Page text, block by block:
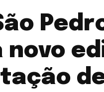
novo